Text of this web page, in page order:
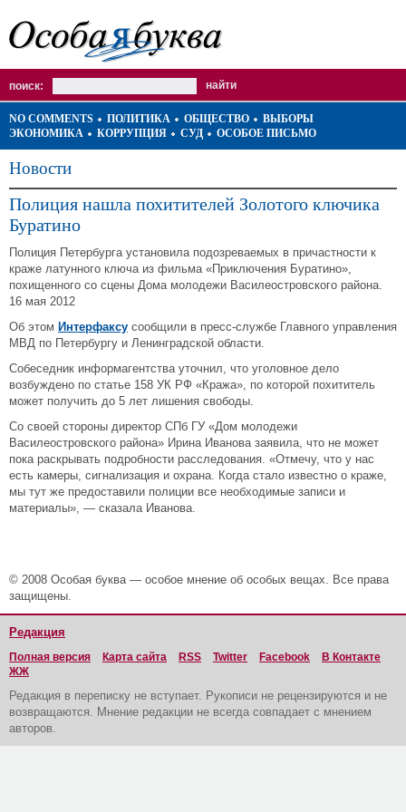
поиск:
NO COMMENTS ПОЛИТИКА ОБЩЕСТВО
ВЫБОРЫ
ЭКОНОМИКА
КОРРУПЦИЯ СУД ОСОБОЕ ПИСЬМО
Новости
Полиция нашла похитителей Золотого ключика
Буратино
Полиция Петербурга установила подозреваемых в причастности к
краже латунного ключа из фильма «Приключения Буратино»,
похищенного со сцены Дома молодежи Василеостровского района.
16 мая 2012
Об этом Интерфаксу сообщили в пресс-службе Главного управления
МВД по Петербургу и Ленинградской области.
Собеседник информагентства уточнил, что уголовное дело
возбуждено по статье 158 УК РФ «Кража», по которой похититель
может получить до 5 лет лишения свободы.
Со своей стороны директор СПб ГУ «Дом молодежи
Василеостровского района» Ирина Иванова заявила, что не может
пока раскрывать подробности расследования. «Отмечу, что у нас
есть камеры, сигнализация и охрана. Когда стало известно о краже,
мы тут же предоставили полиции все необходимые записи и
материалы», — сказала Иванова.
© 2008 Особая буква — особое мнение об особых вещах. Все права
защищены.
Редакция
Полная версия Карта сайта RSS Twitter Facebook
В Контакте
ЖЖ
Редакция в переписку не вступает. Рукописи не рецензируются и не
возвращаются. Мнение редакции не всегда совпадает с мнением
авторов.